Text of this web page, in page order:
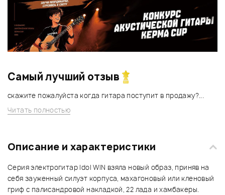
Самый лучший отзыв
скажите пожалуйста когда гитара поступит в продажу?...
Читать полностью
Описание и характеристики
Серия электрогитар Idol WIN взяла новый образ, приняв на
себя зауженный силуэт корпуса, махагоновый или кленовый
гриф с палисандровой накладкой, 22 лада и хамбакеры.